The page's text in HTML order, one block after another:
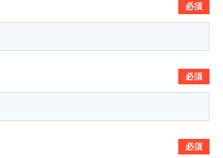
必須
必須
必須